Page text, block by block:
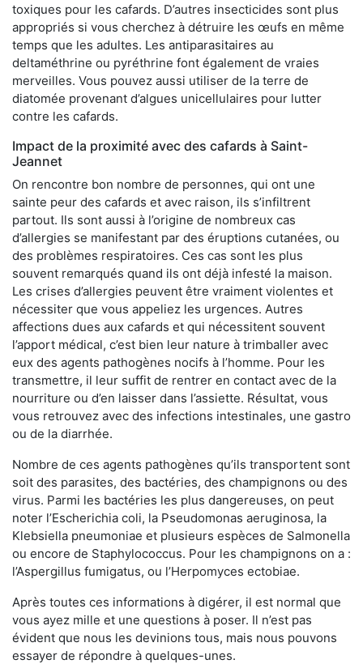
toxiques pour les cafards. D’autres insecticides sont plus
appropriés si vous cherchez à détruire les œufs en même
temps que les adultes. Les antiparasitaires au
deltaméthrine ou pyréthrine font également de vraies
merveilles. Vous pouvez aussi utiliser de la terre de
diatomée provenant d’algues unicellulaires pour lutter
contre les cafards.
Impact de la proximité avec des cafards à Saint-
Jeannet
On rencontre bon nombre de personnes, qui ont une
sainte peur des cafards et avec raison, ils s’infiltrent
partout. Ils sont aussi à l’origine de nombreux cas
d’allergies se manifestant par des éruptions cutanées, ou
des problèmes respiratoires. Ces cas sont les plus
souvent remarqués quand ils ont déjà infesté la maison.
Les crises d’allergies peuvent être vraiment violentes et
nécessiter que vous appeliez les urgences. Autres
affections dues aux cafards et qui nécessitent souvent
l’apport médical, c’est bien leur nature à trimballer avec
eux des agents pathogènes nocifs à l’homme. Pour les
transmettre, il leur suffit de rentrer en contact avec de la
nourriture ou d’en laisser dans l’assiette. Résultat, vous
vous retrouvez avec des infections intestinales, une gastro
ou de la diarrhée.
Nombre de ces agents pathogènes qu’ils transportent sont
soit des parasites, des bactéries, des champignons ou des
virus. Parmi les bactéries les plus dangereuses, on peut
noter l’Escherichia coli, la Pseudomonas aeruginosa, la
Klebsiella pneumoniae et plusieurs espèces de Salmonella
ou encore de Staphylococcus. Pour les champignons on a :
l’Aspergillus fumigatus, ou l’Herpomyces ectobiae.
Après toutes ces informations à digérer, il est normal que
vous ayez mille et une questions à poser. Il n’est pas
évident que nous les devinions tous, mais nous pouvons
essayer de répondre à quelques-unes.